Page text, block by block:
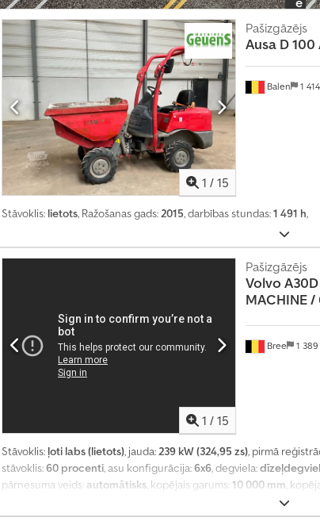
s
t
r
p
k
e
t
i
z
t
a
g
a
d
1 / 15
Balen 1
Pašizgāzējs
Ausa D 100
Stāvoklis: lietots, Ražošanas gads: 2015, darbības stundas:1 491 h,
1 / 15
Bree 1 389
Pašizgāzējs
Volvo
MACHINE /
Stāvoklis: ļoti labs (lietots), jauda:239 kW (324,95 zs), pirmā
stāvoklis:60 procenti, asu konfigurācija:6x6, degviela:
pārnesuma veids: automātisks, kopējais garums:10 000 mm,
, Aprīkojums: